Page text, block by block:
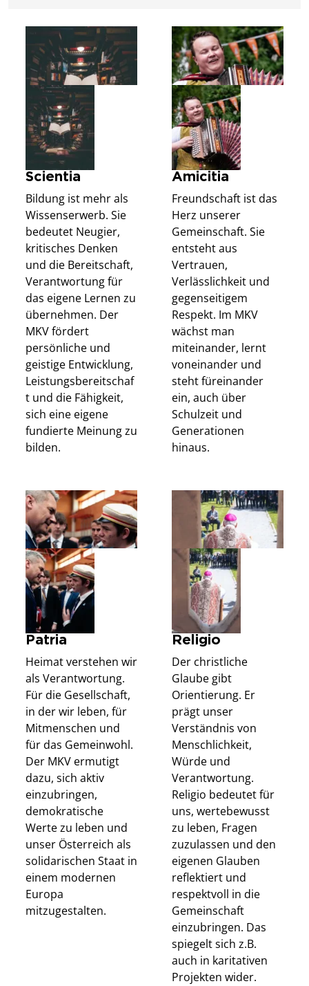
Scientia
Bildung ist mehr als
Wissenserwerb. Sie
bedeutet Neugier,
kritisches Denken
und die Bereitschaft,
Verantwortung für
das eigene Lernen zu
übernehmen. Der
MKV fördert
persönliche und
geistige Entwicklung,
Leistungsbereitschaf
t und die Fähigkeit,
sich eine eigene
fundierte Meinung zu
bilden.
Amicitia
Freundschaft ist das
Herz unserer
Gemeinschaft. Sie
entsteht aus
Vertrauen,
Verlässlichkeit und
gegenseitigem
Respekt. Im MKV
wächst man
miteinander, lernt
voneinander und
steht füreinander
ein, auch über
Schulzeit und
Generationen
hinaus.
Patria
Heimat verstehen wir
als Verantwortung.
Für die Gesellschaft,
in der wir leben, für
Mitmenschen und
für das Gemeinwohl.
Der MKV ermutigt
dazu, sich aktiv
einzubringen,
demokratische
Werte zu leben und
unser Österreich als
solidarischen Staat in
einem modernen
Europa
mitzugestalten.
Religio
Der christliche
Glaube gibt
Orientierung. Er
prägt unser
Verständnis von
Menschlichkeit,
Würde und
Verantwortung.
Religio bedeutet für
uns, wertebewusst
zu leben, Fragen
zuzulassen und den
eigenen Glauben
reflektiert und
respektvoll in die
Gemeinschaft
einzubringen. Das
spiegelt sich z.B.
auch in karitativen
Projekten wider.